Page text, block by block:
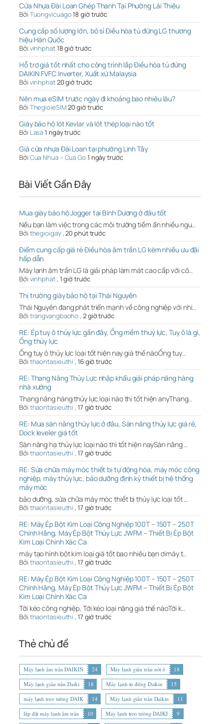
Cửa Nhựa Đài Loan Ghép Thanh Tại Phường Lái Thiêu
Bởi Tuongvicuago18 giờ trước
Cung cấp số lượng lớn, bỏ sỉ Điều hòa tủ đứng LG thương
hiệu Hàn Quốc
Bởi vinhphat18 giờ trước
Hỗ trợ giá tốt nhất cho công trình lắp Điều hòa tủ đứng
DAIKIN FVFC Inverter, Xuất xứ Malaysia
Bởi vinhphat20 giờ trước
Nên mua eSIM trước ngày đi khoảng bao nhiêu lâu?
Bởi ThegioieSIM20 giờ trước
Giày bảo hộ lót Kevlar và lót thép loại nào tốt
Bởi Lasa1 ngày trước
Giá cửa nhựa Đài Loan tại phường Linh Tây
Bởi Cua Nhua – Cua Go 1 ngày trước
Bài Viết Gần Đây
Mua giày bảo hộ Jogger tại Bình Dương ở đâu tốt
Nếu bạn làm việc trong các môi trường tiềm ẩn nhiều ngu…
Bởi thegioigay,20 phút trước
Điểm cung cấp giá rẻ Điều hòa âm trần LG kèm nhiều ưu đãi
hấp dẫn
Máy lạnh âm trần LG là giải pháp làm mát cao cấp với cô…
Bởi vinhphat, 1 giờ trước
Thị trường giày bảo hộ tại Thái Nguyên
Thái Nguyên đang phát triển mạnh về công nghiệp với nhi…
Bởi trangvangbaoho , 2 giờ trước
RE: Ép tuy ô thủy lực gần đây, Ống mềm thuỷ lực, Tuy ô là gì,
Ống thủy lực
Ống tuy ô thủy lực loại tốt hiện nay giá thế nàoỐng tuy…
Bởi thaontasieuthi , 16 giờ trước
RE: Thang Nâng Thủy Lực nhập khẩu giải pháp nâng hàng
nhà xưởng
Thang nâng hàng thủy lực loại nào thì tốt hiện anyThang…
Bởi thaontasieuthi , 17 giờ trước
RE: Mua sàn nâng thủy lực ở đâu, Sàn nâng thủy lực giá rẻ,
Dock leveler giá tốt
Sàn nâng hạ thủy lực loại nào thì tốt hiện naySàn nâng …
Bởi thaontasieuthi , 17 giờ trước
RE: Sửa chữa máy móc thiết bị tự động hóa, máy móc công
nghiệp, máy thủy lực, bảo dưỡng định kỳ thiết bị hệ thống
máy móc
bảo dưỡng, sửa chữa máy móc thiết bị thủy lực loại tốt …
Bởi thaontasieuthi , 17 giờ trước
RE: Máy Ép Bột Kim Loại Công Nghiệp 100T – 150T – 250T
Chính Hãng, Máy Ép Bột Thủy Lực JWFM – Thiết Bị Ép Bột
Kim Loại Chính Xác Ca
máy tạo hình bột kim loại giá tốt bao nhiêu bạn ơimáy t…
Bởi thaontasieuthi , 17 giờ trước
RE: Máy Ép Bột Kim Loại Công Nghiệp 100T – 150T – 250T
Chính Hãng, Máy Ép Bột Thủy Lực JWFM – Thiết Bị Ép Bột
Kim Loại Chính Xác Ca
Tời kéo công nghiệp, Tới kéo loại nặng giá thế nàoTời k…
Bởi thaontasieuthi , 17 giờ trước
Thẻ chủ đề
Máy lạnh âm trần DAIKIN 24 Máy lạnh giấu trần nối ố
18
Máy lạnh giấu trần Daiki
18 Máy lạnh tủ đứng Daikin
15
máy lạnh treo tường DAIK
14 Máy lạnh giấu trần Daikin
11
lắp đặt máy lạnh âm trần
10 Máy lạnh treo tường DAIKI 9